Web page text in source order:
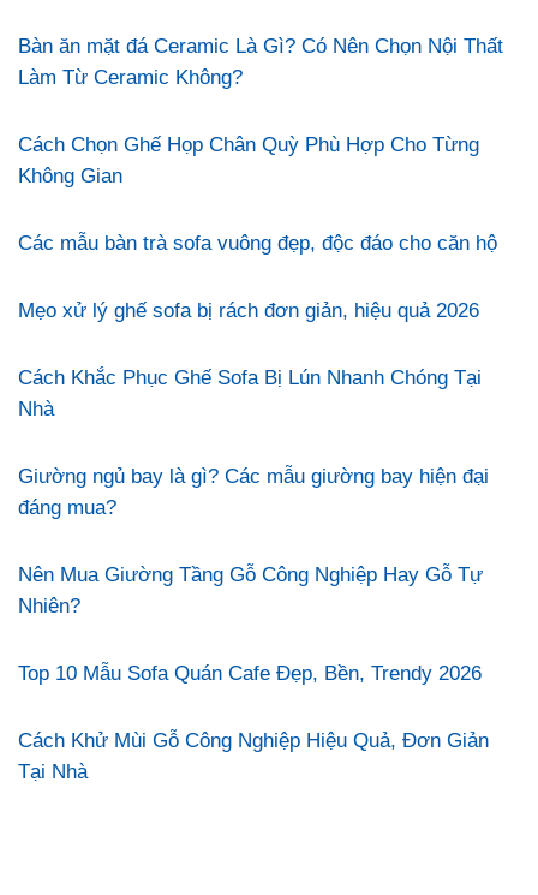
Bàn ăn mặt đá Ceramic Là Gì? Có Nên Chọn Nội Thất
Làm Từ Ceramic Không?
Cách Chọn Ghế Họp Chân Quỳ Phù Hợp Cho Từng
Không Gian
Các mẫu bàn trà sofa vuông đẹp, độc đáo cho căn hộ
Mẹo xử lý ghế sofa bị rách đơn giản, hiệu quả 2026
Cách Khắc Phục Ghế Sofa Bị Lún Nhanh Chóng Tại
Nhà
Giường ngủ bay là gì? Các mẫu giường bay hiện đại
đáng mua?
Nên Mua Giường Tầng Gỗ Công Nghiệp Hay Gỗ Tự
Nhiên?
Top 10 Mẫu Sofa Quán Cafe Đẹp, Bền, Trendy 2026
Cách Khử Mùi Gỗ Công Nghiệp Hiệu Quả, Đơn Giản
Tại Nhà